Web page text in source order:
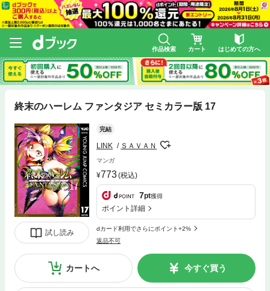
作品検索 カート はじめての方へ
終末のハーレム ファンタジア セミカラー版 17
試し読み
完結
LINK ＳＡＶＡＮ
マンガ
773(税込)
7pt獲得
ポイント詳細
dカード利用でさらにポイント+2%
返品不可
カートへ 今すぐ買う